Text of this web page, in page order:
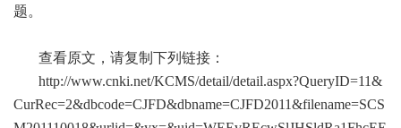
题。
查看原文，请复制下列链接：
http://www.cnki.net/KCMS/detail/detail.aspx?QueryID=11&
CurRec=2&dbcode=CJFD&dbname=CJFD2011&filename=SCS